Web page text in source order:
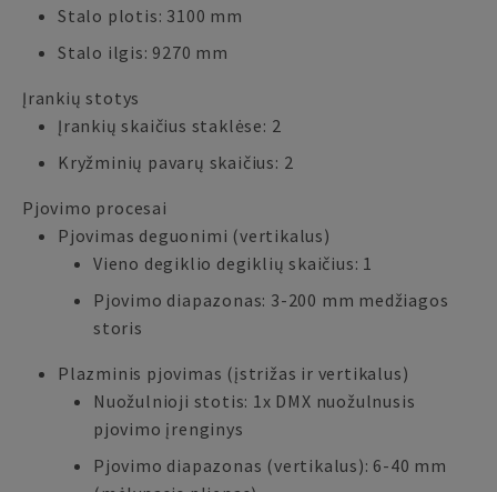
Stalo plotis: 3100 mm
Stalo ilgis: 9270 mm
Įrankių stotys
Įrankių skaičius staklėse: 2
Kryžminių pavarų skaičius: 2
Pjovimo procesai
Pjovimas deguonimi (vertikalus)
Vieno degiklio degiklių skaičius: 1
Pjovimo diapazonas: 3-200 mm medžiagos
storis
Plazminis pjovimas (įstrižas ir vertikalus)
Nuožulnioji stotis: 1x DMX nuožulnusis
pjovimo įrenginys
Pjovimo diapazonas (vertikalus): 6-40 mm